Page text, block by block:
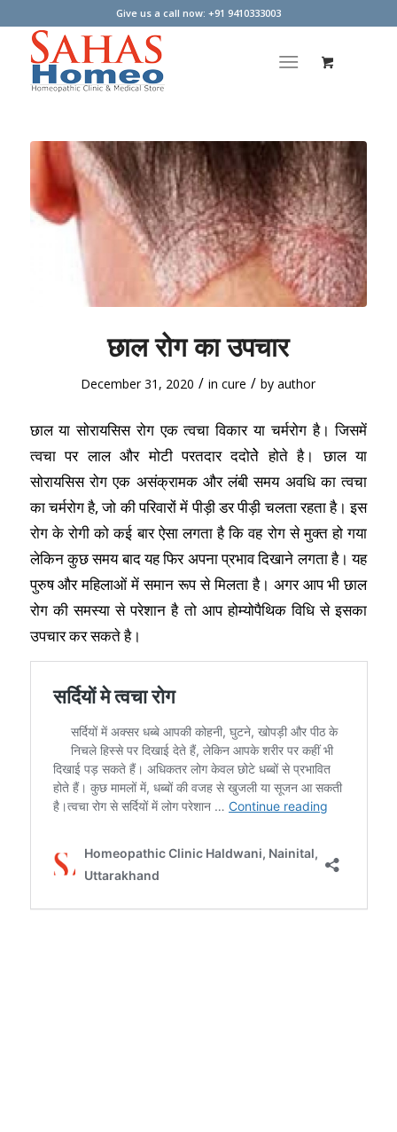
Give us a call now: +91 9410333003
छाल रोग का उपचार
December 31, 2020 / incure / byauthor
छाल या सोरायसिस रोग एक त्वचा विकार या चर्मरोग है। जिसमें
त्वचा पर लाल और मोटी परतदार ददोतेे होते है। छाल या
सोरायसिस रोग एक असंक्रामक और लंबी समय अवधि का त्वचा
का चर्मरोग है, जो की परिवारों में पीड़ी डर पीड़ी चलता रहता है। इस
रोग के रोगी को कई बार ऐसा लगता है कि वह रोग से मुक्त हो गया
लेकिन कुछ समय बाद यह फिर अपना प्रभाव दिखाने लगता है। यह
पुरुष और महिलाओं में समान रूप से मिलता है। अगर आप भी छाल
रोग की समस्या से परेशान है तो आप होम्योपैथिक विधि से इसका
उपचार कर सकते है।